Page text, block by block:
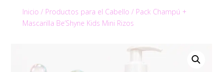
Inicio / Productos para el Cabello / Pack Champú +
Mascarilla Be’Shyne Kids Mini Rizos